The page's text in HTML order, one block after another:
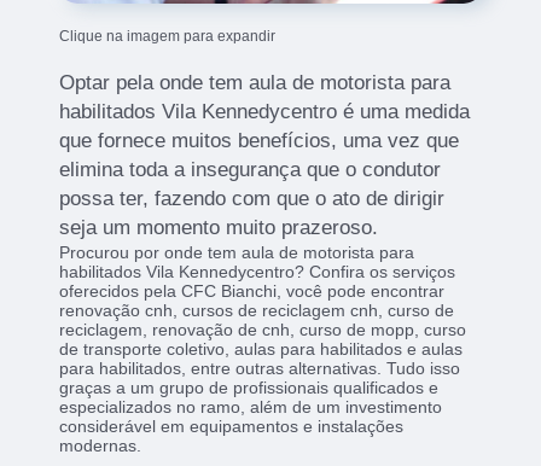
Clique na imagem para expandir
Optar pela onde tem aula de motorista para
habilitados Vila Kennedycentro é uma medida
que fornece muitos benefícios, uma vez que
elimina toda a insegurança que o condutor
possa ter, fazendo com que o ato de dirigir
seja um momento muito prazeroso.
Procurou por onde tem aula de motorista para
habilitados Vila Kennedycentro? Confira os serviços
oferecidos pela CFC Bianchi, você pode encontrar
renovação cnh, cursos de reciclagem cnh, curso de
reciclagem, renovação de cnh, curso de mopp, curso
de transporte coletivo, aulas para habilitados e aulas
para habilitados, entre outras alternativas. Tudo isso
graças a um grupo de profissionais qualificados e
especializados no ramo, além de um investimento
considerável em equipamentos e instalações
modernas.